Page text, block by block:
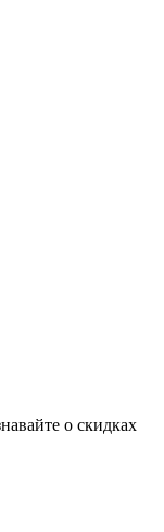
о скидках